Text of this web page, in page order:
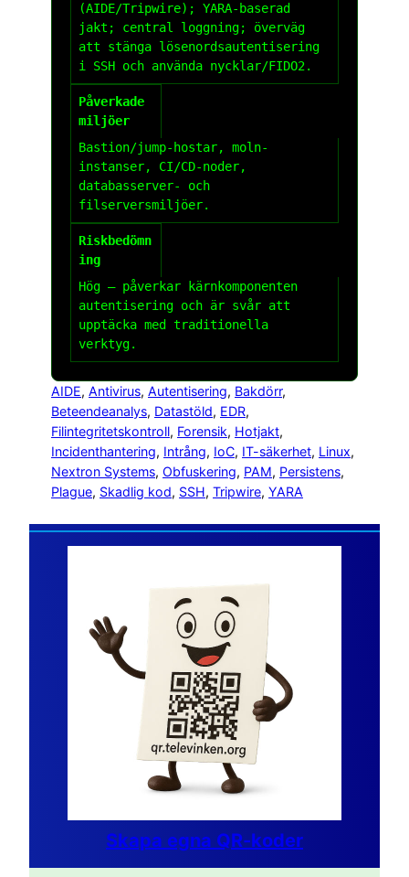
(AIDE/Tripwire); YARA-baserad
jakt; central loggning; överväg
att stänga lösenordsautentisering
i SSH och använda nycklar/FIDO2.
Påverkade
miljöer
Bastion/jump-hostar, moln-
instanser, CI/CD-noder,
databasserver- och
filserversmiljöer.
Riskbedömn
ing
Hög – påverkar kärnkomponenten
autentisering och är svår att
upptäcka med traditionella
verktyg.
AIDE, Antivirus, Autentisering, Bakdörr
Beteendeanalys, Datastöld, EDR
Filintegritetskontroll, Forensik, Hotjakt
Incidenthantering, Intrång, IoC, IT-säkerhet, Linux
Nextron Systems, Obfuskering, PAM, Persistens
Plague, Skadlig kod, SSH, Tripwire, YARA
Skapa egna QR-koder